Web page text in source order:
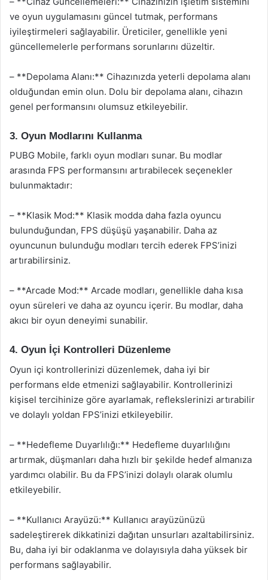
ve oyun uygulamasını güncel tutmak, performans
iyileştirmeleri sağlayabilir. Üreticiler, genellikle yeni
güncellemelerle performans sorunlarını düzeltir.
– **Depolama Alanı:** Cihazınızda yeterli depolama alanı
olduğundan emin olun. Dolu bir depolama alanı, cihazın
genel performansını olumsuz etkileyebilir.
3. Oyun Modlarını Kullanma
PUBG Mobile, farklı oyun modları sunar. Bu modlar
arasında FPS performansını artırabilecek seçenekler
bulunmaktadır:
– **Klasik Mod:** Klasik modda daha fazla oyuncu
bulunduğundan, FPS düşüşü yaşanabilir. Daha az
oyuncunun bulunduğu modları tercih ederek FPS’inizi
artırabilirsiniz.
– **Arcade Mod:** Arcade modları, genellikle daha kısa
oyun süreleri ve daha az oyuncu içerir. Bu modlar, daha
akıcı bir oyun deneyimi sunabilir.
4. Oyun İçi Kontrolleri Düzenleme
Oyun içi kontrollerinizi düzenlemek, daha iyi bir
performans elde etmenizi sağlayabilir. Kontrollerinizi
kişisel tercihinize göre ayarlamak, reflekslerinizi artırabilir
ve dolaylı yoldan FPS’inizi etkileyebilir.
– **Hedefleme Duyarlılığı:** Hedefleme duyarlılığını
artırmak, düşmanları daha hızlı bir şekilde hedef almanıza
yardımcı olabilir. Bu da FPS’inizi dolaylı olarak olumlu
etkileyebilir.
– **Kullanıcı Arayüzü:** Kullanıcı arayüzünüzü
sadeleştirerek dikkatinizi dağıtan unsurları azaltabilirsiniz.
Bu, daha iyi bir odaklanma ve dolayısıyla daha yüksek bir
performans sağlayabilir.